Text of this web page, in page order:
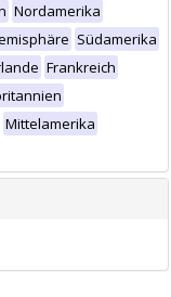
Nordamerika
Südamerika
Frankreich
Mittelamerika